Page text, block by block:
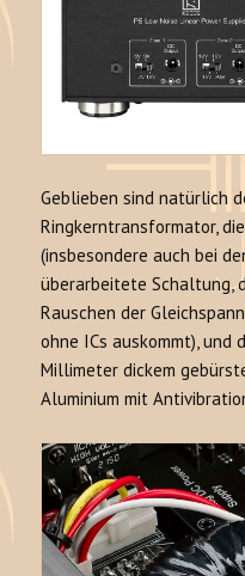
Geblieben sind natürlich
Ringkerntransformator,
(insbesondere auch bei
überarbeitete Schaltung,
Rauschen der
ohne ICs auskommt), und
Millimeter dickem
Aluminium mit